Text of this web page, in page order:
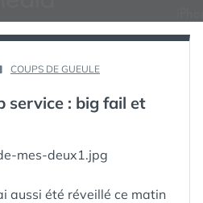
:COUPS DE GUEULE
service : big fail et
aussi été réveillé ce matin